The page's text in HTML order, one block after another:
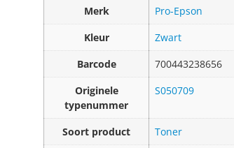
Merk
Pro-Epson
Kleur
Zwart
Barcode
700443238656
Originele
typenummer
S050709
Soort product
Toner